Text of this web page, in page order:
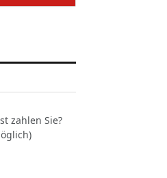
zahlen Sie?